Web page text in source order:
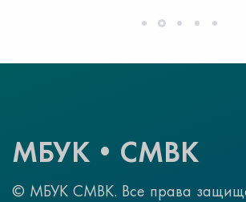
МБУК•СМВК
© МБУК СМВК. Все права